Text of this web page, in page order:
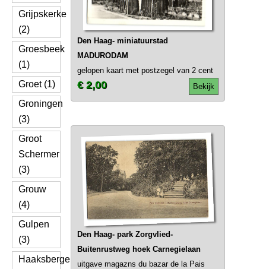
Grijpskerke
(2)
Groesbeek
(1)
Groet (1)
Groningen
(3)
Groot
Schermer
(3)
Grouw
(4)
Gulpen
(3)
Haaksbergen
Den Haag- miniatuurstad
MADURODAM
gelopen kaart met postzegel van 2 cent
Bekijk
€ 2,00
Den Haag- park Zorgvlied-
Buitenrustweg hoek Carnegielaan
uitgave magazns du bazar de la Pais